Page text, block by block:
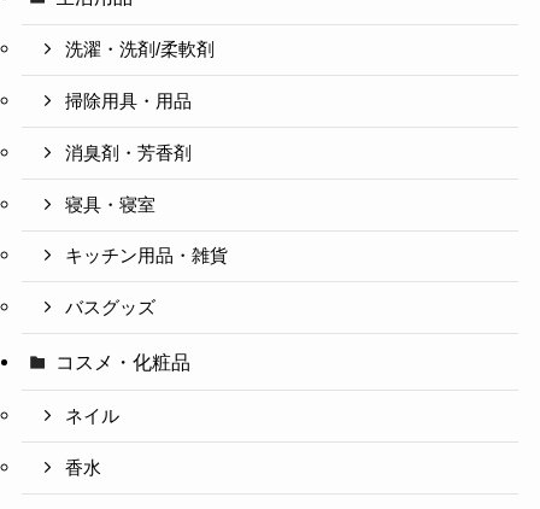
洗濯・洗剤/柔軟剤
掃除用具・用品
消臭剤・芳香剤
寝具・寝室
キッチン用品・雑貨
バスグッズ
コスメ・化粧品
ネイル
香水